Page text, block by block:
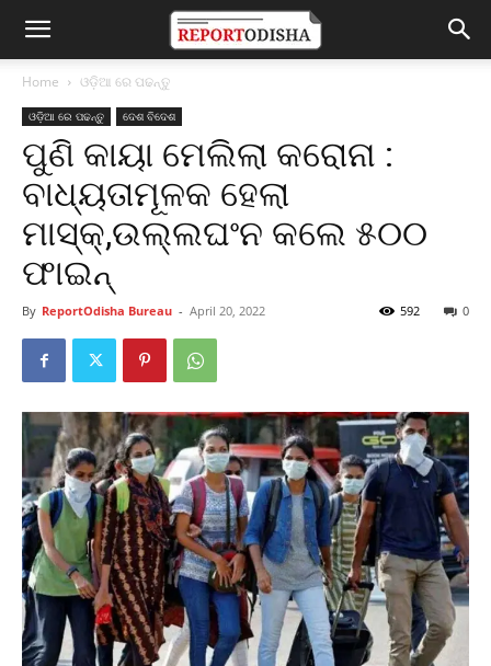
Home ଓଡ଼ିଆ ରେ ପଢନ୍ତୁ
ଓଡ଼ିଆ ରେ ପଢନ୍ତୁ ଦେଶ ବିଦେଶ
ପୁଣି କାୟା ମେଲିଲା କରୋନା :
ବାଧ୍ୟତାମୂଳକ ହେଲା
ମାସ୍କ୍‌,ଉଲ୍ଲଘଂନ କଲେ ୫୦୦
ଫାଇନ୍‌
By ReportOdisha Bureau - April 20, 2022 0
592